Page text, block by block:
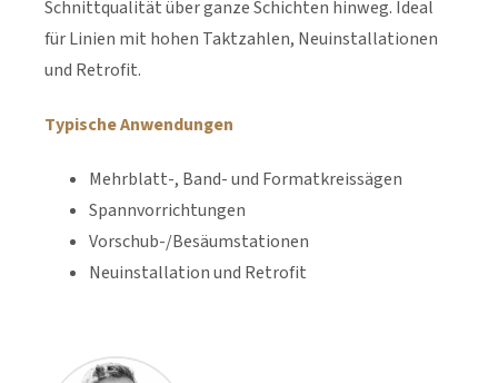
Schnittqualität über ganze Schichten hinweg. Ideal
für Linien mit hohen Taktzahlen, Neuinstallationen
und Retrofit.
Typische Anwendungen
Mehrblatt-, Band- und Formatkreissägen
Spannvorrichtungen
Vorschub-/Besäumstationen
Neuinstallation und Retrofit